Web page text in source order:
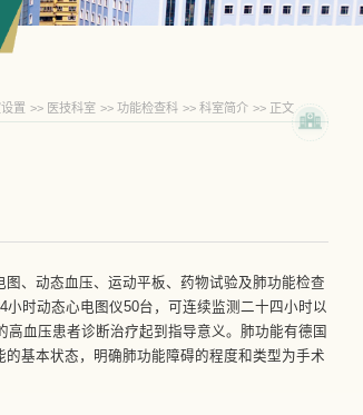
置 >> 医技科室 >> 功能检查科 >> 科室简介 >> 正文
、动态血压、运动平板、药物试验及肺功能检查
时动态心电图仪50台，可连续监测二十四小时以
血压患者诊断治疗起到指导意义。肺功能有德国
基本状态，明确肺功能障碍的程度和类型为手术